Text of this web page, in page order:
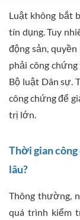
Luật không bắt
tín dụng. Tuy
động sản,
phải công
Bộ luật Dân sự.
công chứng để
trị lớn.
Thời gian công
lâu?
Thông thường,
quá trình kiểm